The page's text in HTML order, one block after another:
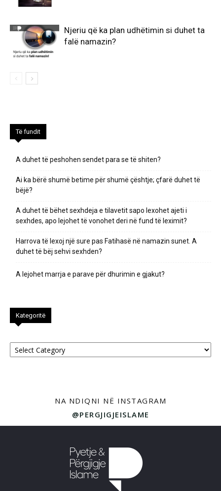
Njeriu që ka plan udhëtimin si duhet ta
falë namazin?
Të fundit
A duhet të peshohen sendet para se të shiten?
Ai ka bërë shumë betime për shumë çështje; çfarë duhet të
bëjë?
A duhet të bëhet sexhdeja e tilavetit sapo lexohet ajeti i
sexhdes, apo lejohet të vonohet deri në fund të leximit?
Harrova të lexoj një sure pas Fatihasë në namazin sunet. A
duhet të bëj sehvi sexhden?
A lejohet marrja e parave për dhurimin e gjakut?
Kategoritë
Kategoritë
NA NDIQNI NË INSTAGRAM
@PERGJIGJEISLAME